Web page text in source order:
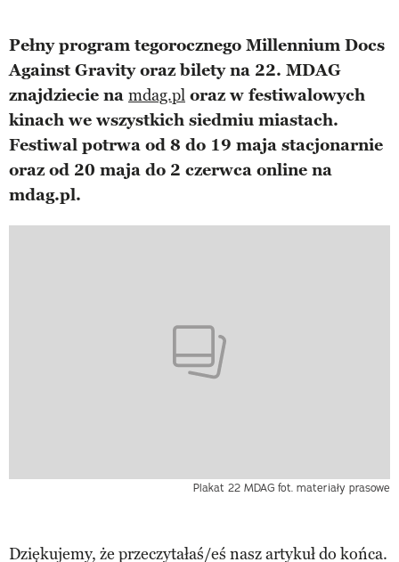
Pełny program tegorocznego Millennium Docs
Against Gravity oraz bilety na 22. MDAG
znajdziecie na mdag.pl oraz w festiwalowych
kinach we wszystkich siedmiu miastach.
Festiwal potrwa od 8 do 19 maja stacjonarnie
oraz od 20 maja do 2 czerwca online na
mdag.pl.
Plakat 22 MDAG fot. materiały prasowe
Dziękujemy, że przeczytałaś/eś nasz artykuł do końca.